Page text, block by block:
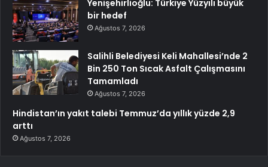
Yenişehirlioğlu: Türkiye Yüzyılı büyük
bir hedef
Ağustos 7, 2026
Salihli Belediyesi Keli Mahallesi’nde 2
Bin 250 Ton Sıcak Asfalt Çalışmasını
Tamamladı
Ağustos 7, 2026
Hindistan’ın yakıt talebi Temmuz’da yıllık yüzde 2,9
arttı
Ağustos 7, 2026